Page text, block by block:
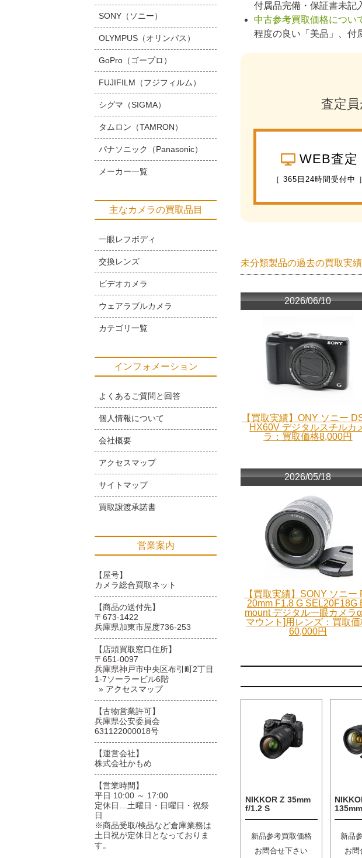
付属品完備・保証書未記
中古参考買取価格につい
程度の良い「美品」、付
査定
WEB査定
［ 365日24時間受付中 ］
未分類製品の過去の買取実績
2026/06/10
【買取実績】ONY ソニー
HX60V デジタルスチルカ
ラ：買取価格8,000円
2026/05/18
【買取実績】SONY ソニー
20mm F1.8 G SEL20F18G
mount デジタル一眼カメラ
マウント]用レンズ：買取価
60,000円
NIKKOR Z 35mm
f/1.2 S
新品参考買取価格
お問合せ下さい
新品
お問
SONY（ソニー）
OLYMPUS（オリンパス）
GoPro（ゴープロ）
FUJIFILM（フジフィルム）
シグマ（SIGMA）
タムロン（TAMRON）
パナソニック（Panasonic）
メーカー一覧
主なカメラの買取品目
一眼レフボディ
交換レンズ
ビデオカメラ
ウェアラブルカメラ
カテゴリ一覧
インフォメーション
よくあるご質問と回答
個人情報について
会社概要
アクセスマップ
サイトマップ
買取譲渡承諾書
営業案内
【屋号】
カメラ総合買取ネット
【商品の送付先】
〒673-1422
兵庫県加東市屋度736-253
【店頭買取窓口住所】
〒651-0097
兵庫県神戸市中央区布引町2丁目
1-7ソーラービル6階
» アクセスマップ
【古物営業許可】
兵庫県公安委員会
631122000018号
【運営会社】
株式会社かもめ
【営業時間】
平日 10:00 ～ 17:00
定休日…土曜日・日曜日・祝祭
日
※商品受取/検品など倉庫業務は
土日祝が定休日となっておりま
す。